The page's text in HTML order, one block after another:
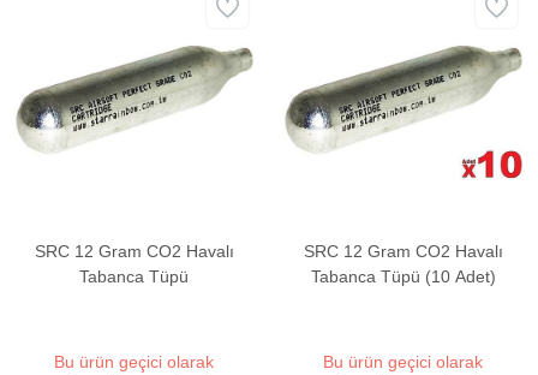
SRC 12 Gram CO2 Havalı
Tabanca Tüpü
Bu ürün geçici olarak
SRC 12 Gram CO2 Havalı
Tabanca Tüpü (10 Adet)
Bu ürün geçici olarak